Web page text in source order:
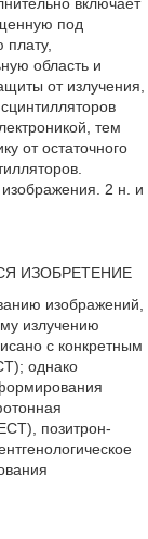
под
область и
от излучения,
тем
от остаточного
изображения. 2 н. и
ИЗОБРЕТЕНИЕ
изображений,
излучению
с конкретным
однако
позитрон-